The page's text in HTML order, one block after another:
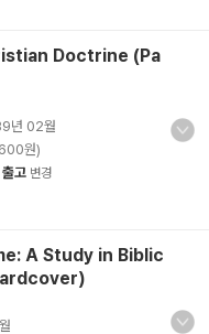
Doctrine (Pa
년 02월
원)
고 변경
A Study in Biblic